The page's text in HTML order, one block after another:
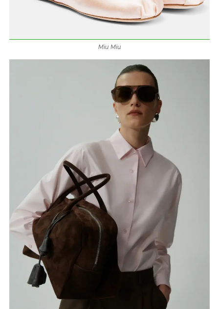
Miu Miu